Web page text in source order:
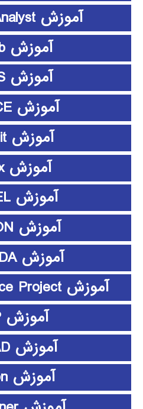
آموزش Frontier Analyst
آموزش github
آموزش HFSS
آموزش HSPICE
آموزش L-Edit
آموزش Latex
آموزش LISREL
آموزش LUMION
آموزش MAXQDA
آموزش Microsoft Office Project
آموزش PHP
آموزش PSCAD
آموزش python